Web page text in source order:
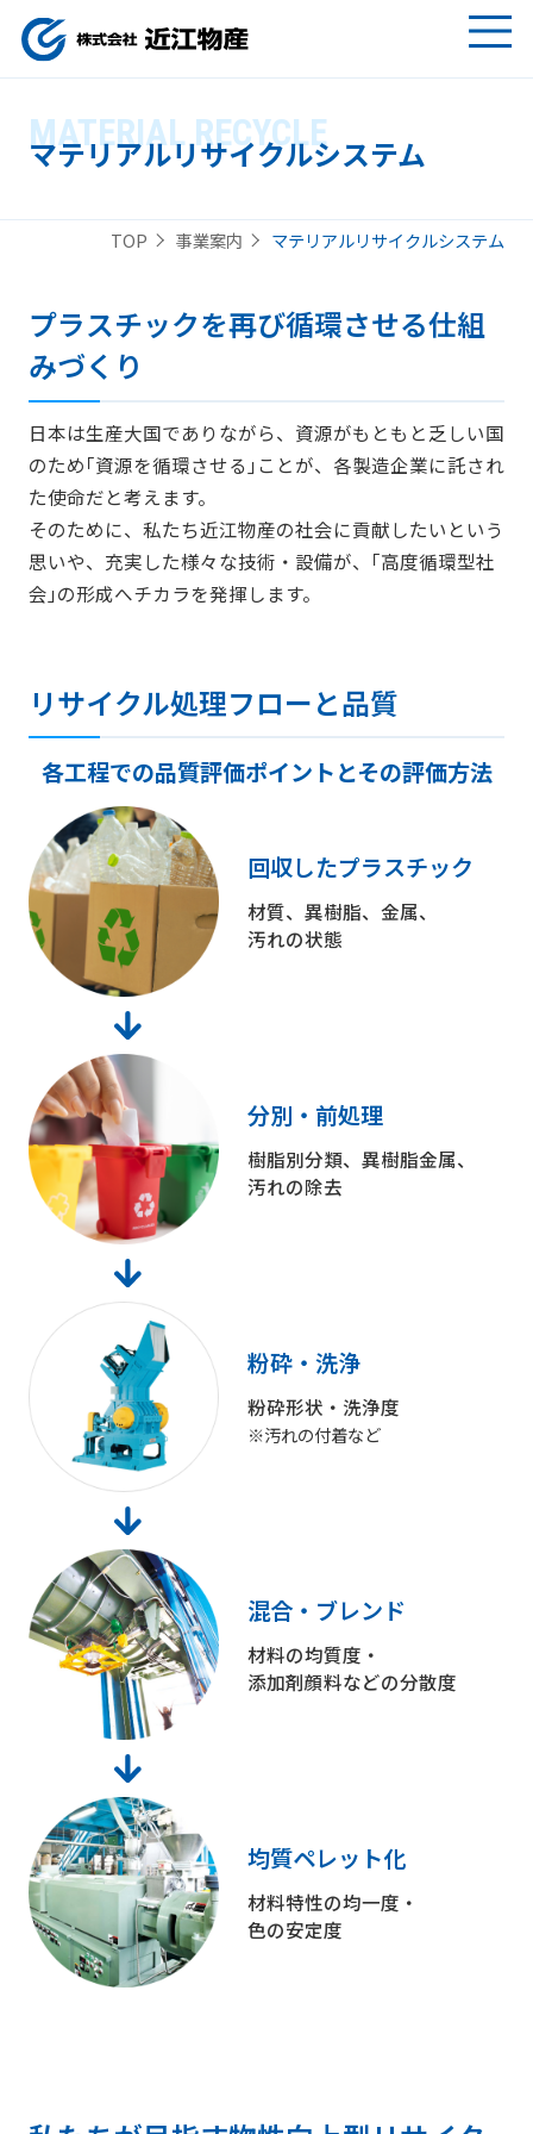
MATERIAL RECYCLE
マテリアルリサイクルシステム
TOP 事業案内 マテリアルリサイクルシステム
プラスチックを再び循環させる仕組
みづくり
日本は生産大国でありながら、資源がもともと乏しい国
のため｢資源を循環させる｣ことが、各製造企業に託され
た使命だと考えます。
そのために、私たち近江物産の社会に貢献したいという
思いや、充実した様々な技術・設備が、｢高度循環型社
会｣の形成へチカラを発揮します。
リサイクル処理フローと品質
各工程での品質評価ポイントとその評価方法
回収したプラスチック
材質、異樹脂、金属、
汚れの状態
分別・前処理
樹脂別分類、異樹脂金属、
汚れの除去
粉砕・洗浄
粉砕形状・洗浄度
※汚れの付着など
混合・ブレンド
材料の均質度・
添加剤顔料などの分散度
均質ペレット化
材料特性の均一度・
色の安定度